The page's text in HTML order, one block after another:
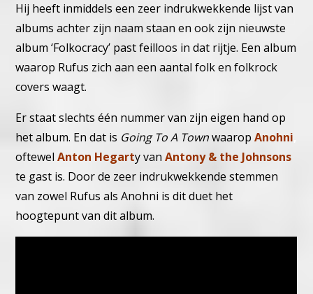
Hij heeft inmiddels een zeer indrukwekkende lijst van
albums achter zijn naam staan en ook zijn nieuwste
album ‘Folkocracy’ past feilloos in dat rijtje. Een album
waarop Rufus zich aan een aantal folk en folkrock
covers waagt.
Er staat slechts één nummer van zijn eigen hand op
het album. En dat is Going To A TownwaaropAnohni
oftewelAnton Hegarty vanAntony & the Johnsons
te gast is. Door de zeer indrukwekkende stemmen
van zowel Rufus als Anohni is dit duet het
hoogtepunt van dit album.